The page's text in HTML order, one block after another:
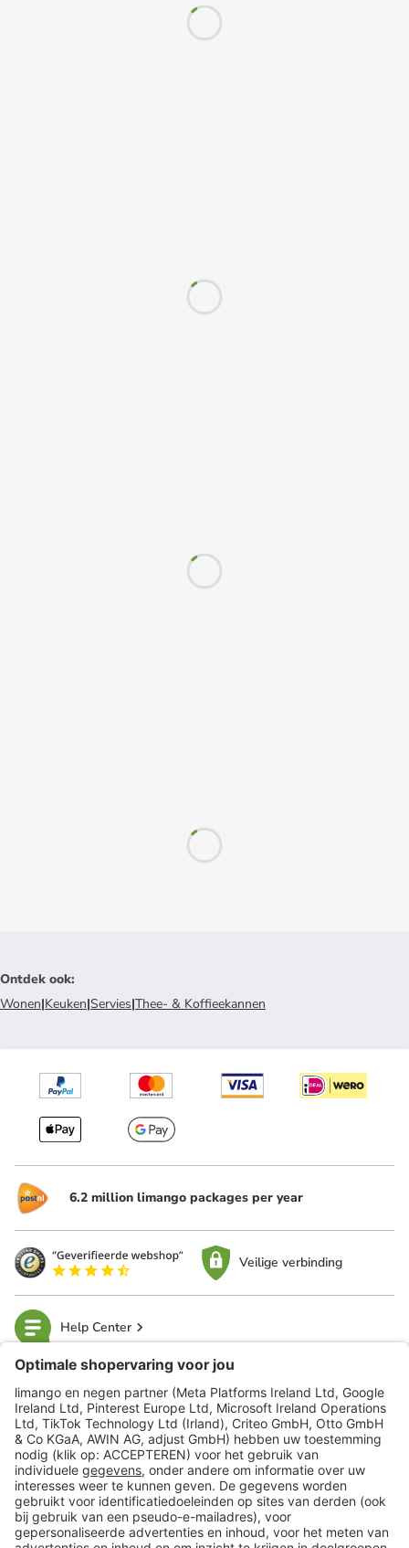
Ontdek ook:
Wonen|Keuken|Servies|Thee- & Koffieekannen
6.2 million limango packages per year
Veilige verbinding
Help Center
limango
Veilig winkelen
Klantenservice
Shop